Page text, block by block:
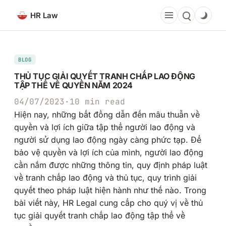
phần
dung
HR Law
BLOG
THỦ TỤC GIẢI QUYẾT TRANH CHẤP LAO ĐỘNG
TẬP THỂ VỀ QUYỀN NĂM 2024
04/07/2023 · 10 min read
Hiện nay, những bất đồng dẫn đến mâu thuẫn về
quyền và lợi ích giữa tập thể người lao động và
người sử dụng lao động ngày càng phức tạp. Để
bảo vệ quyền và lợi ích của mình, người lao động
cần nắm được những thông tin, quy định pháp luật
về tranh chấp lao động và thủ tục, quy trình giải
quyết theo pháp luật hiện hành như thế nào. Trong
bài viết này, HR Legal cung cấp cho quý vị về thủ
tục giải quyết tranh chấp lao động tập thể về